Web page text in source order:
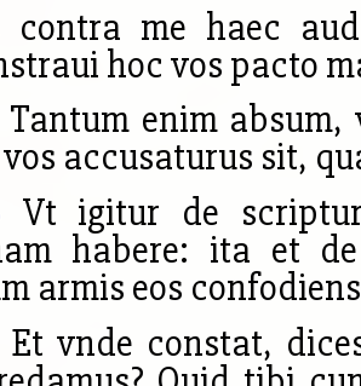
contra me haec
hoc vos pacto
Tantum enim
accusaturus sit,
Vt igitur de
habere: ita et
armis eos
vnde constat,